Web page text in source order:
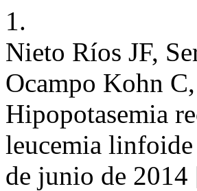
1.
Nieto Ríos JF,
Ocampo Kohn
Hipopotasemia
leucemia
de junio de